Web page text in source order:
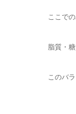
ここで
脂質・
このバ